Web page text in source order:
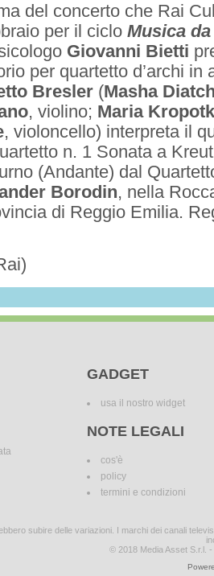
del concerto che Rai
per il ciclo Musica
Giovanni Bietti
per quartetto d’archi in
Bresler (Masha
, violino; Maria
, violoncello) interpreta il
n. 1 Sonata a
(Andante) dal
Borodin, nella
di Reggio Emilia.
GADGET
usa il nostro widget
NOTE LEGALI
cos'è
policy
termini e condizioni
subire delle variazioni. I marchi dei canali
© 2018 Media Asset S.r.l.